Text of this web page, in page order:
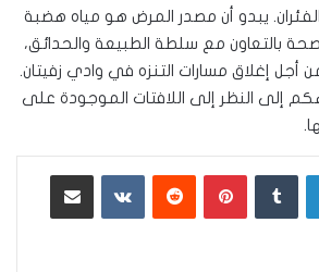
يبدو أن مصدر المرض هو مياه هضبة
بالتعاون مع سلطة الطبيعة والحدائق،
أجل إغلاق مسارات التنزه في وادي زفيتان.
إلى النظر إلى اللافتات الموجودة على
لينكدإن بينتيريست ‏VKontakte